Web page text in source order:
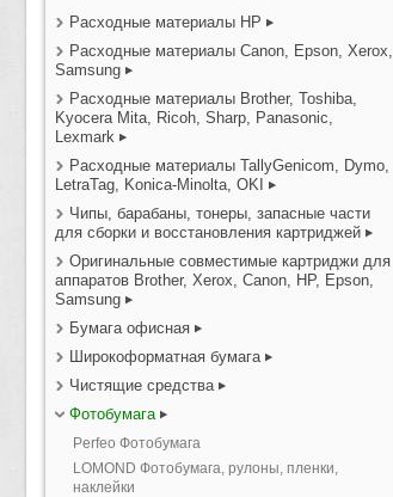
Расходные материалы HP
Расходные материалы Canon, Epson, Xerox,
Samsung
Расходные материалы Brother, Toshiba,
Kyocera Mita, Ricoh, Sharp, Panasonic,
Lexmark
Расходные материалы TallyGenicom, Dymo,
LetraTag, Konica-Minolta, OKI
Чипы, барабаны, тонеры, запасные части
для сборки и восстановления картриджей
Оригинальные совместимые картриджи для
аппаратов Brother, Xerox, Canon, HP, Epson,
Samsung
Бумага офисная
Широкоформатная бумага
Чистящие средства
Фотобумага
Perfeo Фотобумага
LOMOND Фотобумага, рулоны, пленки,
наклейки